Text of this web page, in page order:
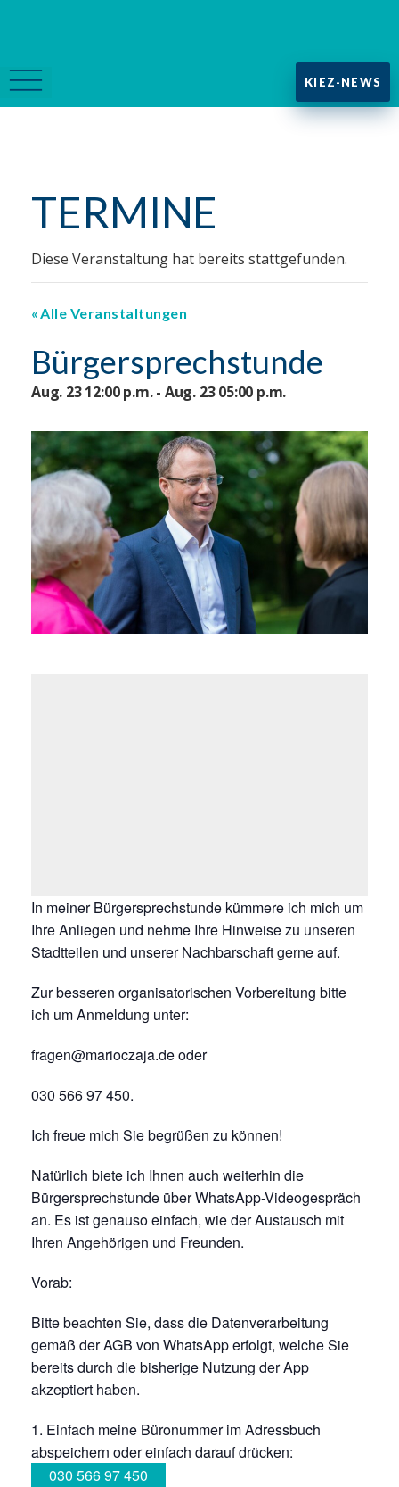
KIEZ-NEWS
TERMINE
Diese Veranstaltung hat bereits stattgefunden.
Alle Veranstaltungen
Bürgersprechstunde
Aug. 23 12:00 p.m. - Aug. 23 05:00 p.m.
In meiner Bürgersprechstunde kümmere ich mich um
Ihre Anliegen und nehme Ihre Hinweise zu unseren
Stadtteilen und unserer Nachbarschaft gerne auf.
Zur besseren organisatorischen Vorbereitung bitte
ich um Anmeldung unter:
fragen@marioczaja.de oder
030 566 97 450.
Ich freue mich Sie begrüßen zu können!
Natürlich biete ich Ihnen auch weiterhin die
Bürgersprechstunde über WhatsApp-Videogespräch
an. Es ist genauso einfach, wie der Austausch mit
Ihren Angehörigen und Freunden.
Vorab:
Bitte beachten Sie, dass die Datenverarbeitung
gemäß der AGB von WhatsApp erfolgt, welche Sie
bereits durch die bisherige Nutzung der App
akzeptiert haben.
Einfach meine Büronummer im Adressbuch
abspeichern oder einfach darauf drücken:
030 566 97 450